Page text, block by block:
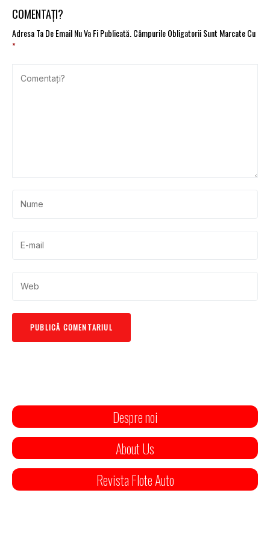
ușoare
COMENTAȚI?
Adresa Ta De Email Nu Va Fi Publicată.Câmpurile Obligatorii Sunt Marcate Cu
*
Despre noi
About Us
Revista Flote Auto